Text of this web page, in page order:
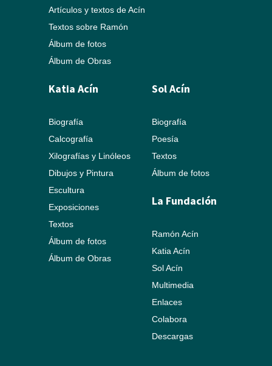
Artículos y textos de Acín
Textos sobre Ramón
Álbum de fotos
Álbum de Obras
Katia Acín
Biografía
Calcografía
Xilografías y Linóleos
Dibujos y Pintura
Escultura
Exposiciones
Textos
Álbum de fotos
Álbum de Obras
Sol Acín
Biografía
Poesía
Textos
Álbum de fotos
La Fundación
Ramón Acín
Katia Acín
Sol Acín
Multimedia
Enlaces
Colabora
Descargas